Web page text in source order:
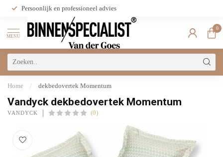
Persoonlijk en professioneel advies
MENU
0
Home / dekbedovertek Momentum
Vandyck dekbedovertek Momentum
VANDYCK (0)